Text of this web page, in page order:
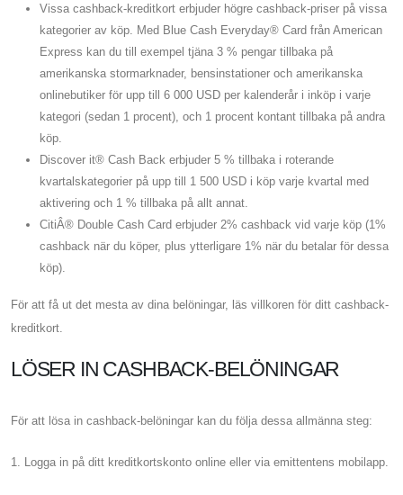
Vissa cashback-kreditkort erbjuder högre cashback-priser på vissa
kategorier av köp. Med Blue Cash Everyday® Card från American
Express kan du till exempel tjäna 3 % pengar tillbaka på
amerikanska stormarknader, bensinstationer och amerikanska
onlinebutiker för upp till 6 000 USD per kalenderår i inköp i varje
kategori (sedan 1 procent), och 1 procent kontant tillbaka på andra
köp.
Discover it® Cash Back erbjuder 5 % tillbaka i roterande
kvartalskategorier på upp till 1 500 USD i köp varje kvartal med
aktivering och 1 % tillbaka på allt annat.
CitiÂ® Double Cash Card erbjuder 2% cashback vid varje köp (1%
cashback när du köper, plus ytterligare 1% när du betalar för dessa
köp).
För att få ut det mesta av dina belöningar, läs villkoren för ditt cashback-
kreditkort.
LÖSER IN CASHBACK-BELÖNINGAR
För att lösa in cashback-belöningar kan du följa dessa allmänna steg:
1. Logga in på ditt kreditkortskonto online eller via emittentens mobilapp.